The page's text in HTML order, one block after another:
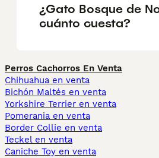
¿Gato Bosque de
cuánto cuesta?
Perros Cachorros En Venta
Chihuahua en venta
Bichón Maltés en venta
Yorkshire Terrier en venta
Pomerania en venta
Border Collie en venta
Teckel en venta
Caniche Toy en venta